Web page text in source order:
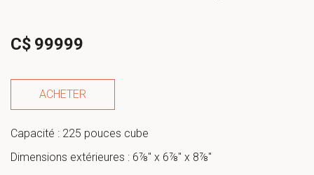
C$ 99999
ACHETER
Capacité : 225 pouces cube
Dimensions extérieures : 6⅞" x 6⅞" x 8⅞"